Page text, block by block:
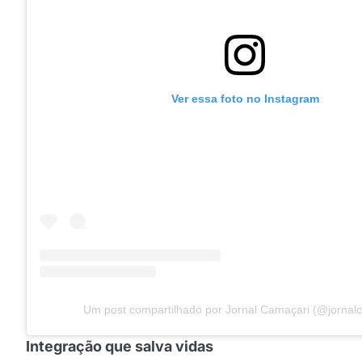
Ver essa foto no Instagram
Um post compartilhado por Jornal Camaçari
Integração que salva vidas